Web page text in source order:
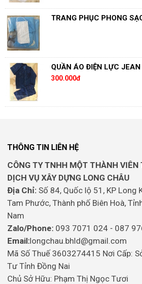
TRANG PHỤC PHONG
QUẦN ÁO ĐIỆN LỰC JEAN
300.000đ
THÔNG TIN LIÊN HỆ
CÔNG TY TNHH MỘT THÀNH VIÊN
DỊCH VỤ XÂY DỰNG LONG CHÂU
Địa Chỉ: Số 84, Quốc lộ 51, KP Long
Tam Phước, Thành phố Biên Hoà,
Nam
Zalo/Phone: 093 7071 024 - 087
Email:longchau.bhld@gmail.com
Mã Số Thuế 3603274415 Nơi Cấp:
Tư Tỉnh Đồng Nai
Chủ Sở Hữu: Phạm Thị Ngọc Tươi